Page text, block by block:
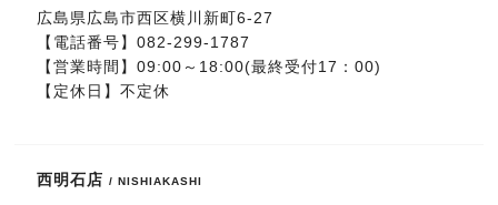
広島県広島市西区横川新町6-27
【電話番号】082-299-1787
【営業時間】09:00～18:00(最終受付17：00)
【定休日】不定休
西明石店/ NISHIAKASHI